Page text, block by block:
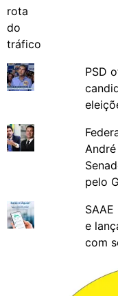
PSD
pelo
e
com